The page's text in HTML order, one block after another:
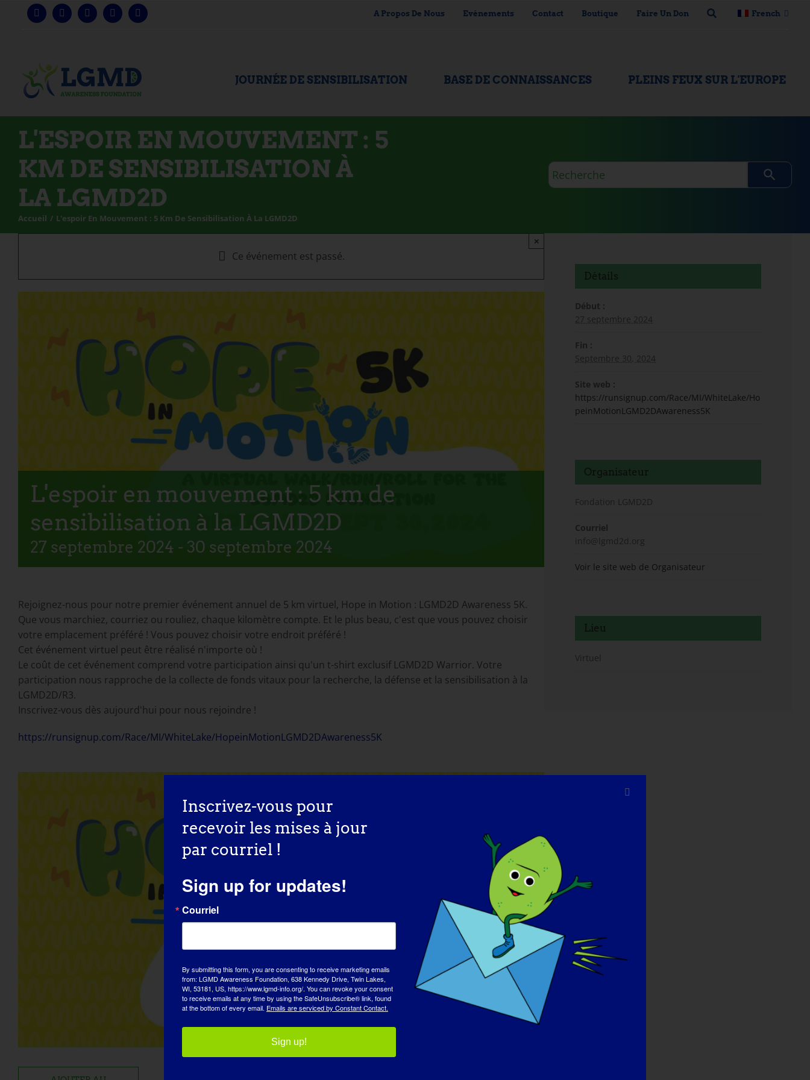
A Propos De Nous Evénements Contact Boutique Faire Un Don French
JOURNÉE DE SENSIBILISATION BASE DE CONNAISSANCES PLEINS FEUX SUR L'EUROPE
L'ESPOIR EN MOUVEMENT : 5
KM DE SENSIBILISATION À
LA LGMD2D
Accueil L'espoir En Mouvement : 5 Km De Sensibilisation À La LGMD2D
Requête
de
Ce événement est passé.
×
L'espoir en mouvement : 5 km de
sensibilisation à la LGMD2D
27 septembre 2024 - 30 septembre 2024
Rejoignez-nous pour notre premier événement annuel de 5 km virtuel, Hope in Motion : LGMD2D Awareness 5K.
Que vous marchiez, courriez ou rouliez, chaque kilomètre compte. Et le plus beau, c'est que vous pouvez choisir
votre emplacement préféré ! Vous pouvez choisir votre endroit préféré !
Cet événement virtuel peut être réalisé n'importe où !
Le coût de cet événement comprend votre participation ainsi qu'un t-shirt exclusif LGMD2D Warrior. Votre
participation nous rapproche de la collecte de fonds vitaux pour la recherche, la défense et la sensibilisation à la
LGMD2D/R3.
Inscrivez-vous dès aujourd'hui pour nous rejoindre !
https://runsignup.com/Race/MI/WhiteLake/HopeinMotionLGMD2DAwareness5K
Détails
Début :
27 septembre 2024
Fin :
Septembre 30, 2024
Site web :
https://runsignup.com/Race/MI/WhiteLake/Ho
peinMotionLGMD2DAwareness5K
Organisateur
Fondation LGMD2D
Courriel
info@lgmd2d.org
Voir le site web de Organisateur
Lieu
Virtuel
Inscrivez-vous pour
recevoir les mises à jour
par courriel !
Sign up for updates!
Courriel
By submitting this form, you are consenting to receive marketing emails
from: LGMD Awareness Foundation, 638 Kennedy Drive, Twin Lakes,
WI, 53181, US, https://www.lgmd-info.org/. You can revoke your consent
to receive emails at any time by using the SafeUnsubscribe® link, found
at the bottom of every email. Emails are serviced by Constant Contact.
Sign up!